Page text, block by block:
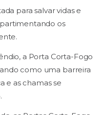
para salvar vidas e
os
a Porta Corta-Fogo
como uma barreira
e as chamas se